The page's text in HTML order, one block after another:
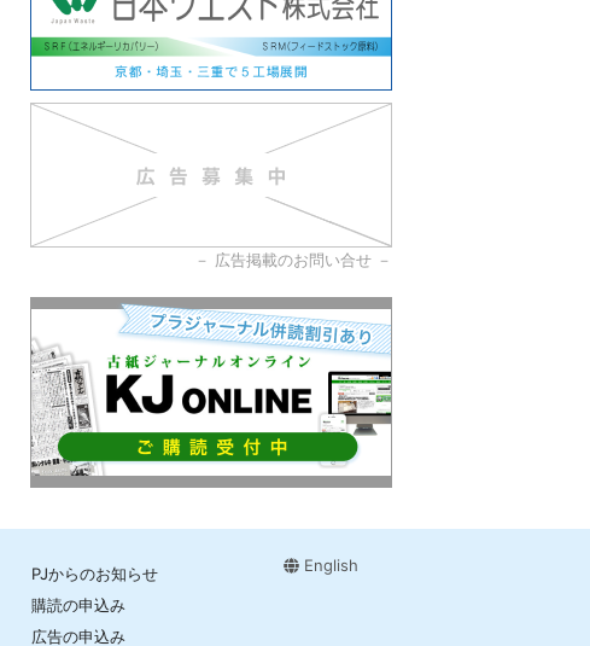
－ 広告掲載のお問い合せ－
PJからのお知らせ
購読の申込み
広告の申込み
English